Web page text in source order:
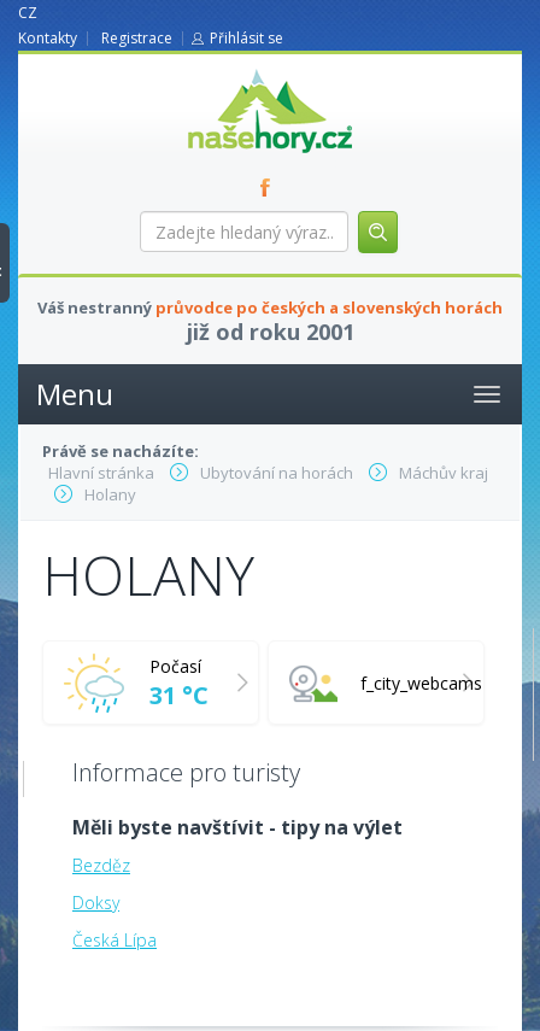
CZ
Kontakty
Registrace Přihlásit se
nasehory.cz
Zadejte
hledaný
Váš nestranný průvodce po českých a slovenských horách
již od roku 2001
Menu
Právě se nacházíte:
Hlavní stránka
Ubytování na horách
Máchův kraj
Holany
HOLANY
Počasí
31 °C f_city_webcams
Informace pro turisty
Měli byste navštívit - tipy na výlet
Bezděz
Doksy
Česká Lípa